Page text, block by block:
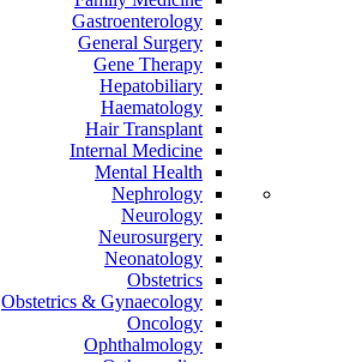
Gastroenterology
General Surgery
Gene Therapy
Hepatobiliary
Haematology
Hair Transplant
Internal Medicine
Mental Health
Nephrology
Neurology
Neurosurgery
Neonatology
Obstetrics
Obstetrics & Gynaecology
Oncology
Ophthalmology